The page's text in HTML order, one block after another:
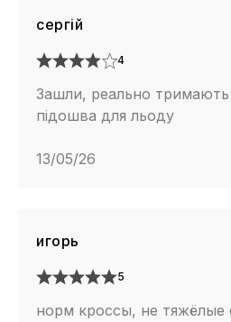
сергій
4
Зашли, реально тримають
підошва для льоду
13/05/26
игорь
5
норм кроссы, не тяжёлые